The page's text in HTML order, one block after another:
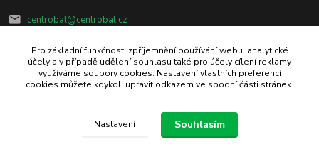
centrobal@centrobal.cz
Upravit sběr cookies.
Pro základní funkčnost, zpříjemnění používání webu, analytické
účely a v případě udělení souhlasu také pro účely cílení reklamy
využíváme soubory cookies. Nastavení vlastních preferencí
cookies můžete kdykoli upravit odkazem ve spodní části stránek.
Nastavení Souhlasím